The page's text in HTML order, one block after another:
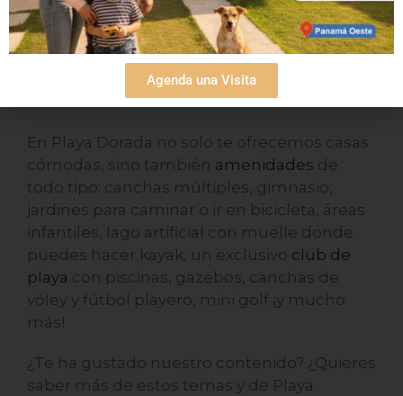
conectividad ni el acceso a servicios
esenciales de Ciudad de Panamá. Gracias a
la autopista Arraiján-Chorrera lo que
significaría una escapada a la playa se
transforma en tu vida diaria.
En Playa Dorada no solo te ofrecemos casas
cómodas, sino también amenidades de
todo tipo: canchas múltiples, gimnasio,
jardines para caminar o ir en bicicleta, áreas
infantiles, lago artificial con muelle donde
puedes hacer kayak, un exclusivo club de
playa con piscinas, gazebos, canchas de
vóley y fútbol playero, mini golf ¡y mucho
más!
¿Te ha gustado nuestro contenido? ¿Quieres
saber más de estos temas y de Playa
Agenda una Visita